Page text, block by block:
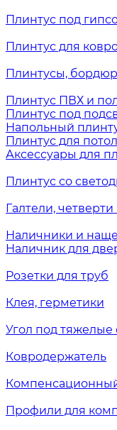
Плинтус под
Плинтус для
Плинтусы,
Плинтус ПВХ и
Плинтус под
Напольный
Плинтус для
Аксессуары для
Плинтус со
Галтели,
Наличники и
Наличник для
Розетки для труб
Клея, герметики
Угол под тяжелые
Ковродержатель
Профили для